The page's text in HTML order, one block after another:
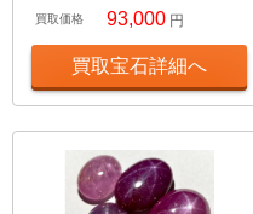
買取価格 93,000 円
買取宝石詳細へ